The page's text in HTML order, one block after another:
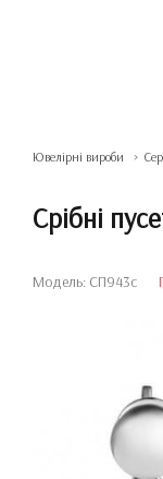
Ювелірні вироби
Срібні
Модель: СП943с